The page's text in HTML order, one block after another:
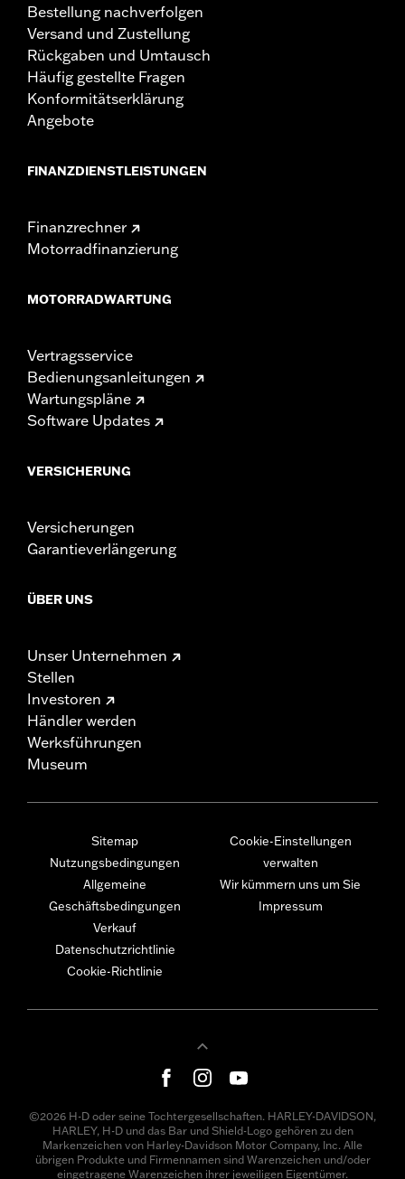
Bestellung nachverfolgen
Versand und Zustellung
Rückgaben und Umtausch
Häufig gestellte Fragen
Konformitätserklärung
Angebote
FINANZDIENSTLEISTUNGEN
Finanzrechner
Motorradfinanzierung
MOTORRADWARTUNG
Vertragsservice
Bedienungsanleitungen
Wartungspläne
Software Updates
VERSICHERUNG
Versicherungen
Garantieverlängerung
ÜBER UNS
Unser Unternehmen
Stellen
Investoren
Händler werden
Werksführungen
Museum
Sitemap
Nutzungsbedingungen
Allgemeine
Geschäftsbedingungen
Verkauf
Datenschutzrichtlinie
Cookie-Richtlinie
Cookie-Einstellungen
verwalten
Wir kümmern uns um Sie
Impressum
©2026 H-D oder seine Tochtergesellschaften. HARLEY-DAVIDSON,
HARLEY, H-D und das Bar und Shield-Logo gehören zu den
Markenzeichen von Harley-Davidson Motor Company, Inc. Alle
übrigen Produkte und Firmennamen sind Warenzeichen und/oder
eingetragene Warenzeichen ihrer jeweiligen Eigentümer.